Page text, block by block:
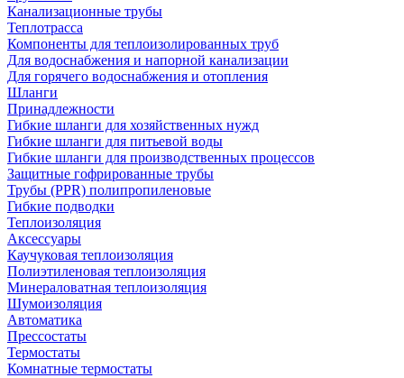
Канализационные трубы
Теплотрасса
Компоненты для теплоизолированных труб
Для водоснабжения и напорной канализации
Для горячего водоснабжения и отопления
Шланги
Принадлежности
Гибкие шланги для хозяйственных нужд
Гибкие шланги для питьевой воды
Гибкие шланги для производственных процессов
Защитные гофрированные трубы
Трубы (РРR) полипропиленовые
Гибкие подводки
Теплоизоляция
Аксессуары
Каучуковая теплоизоляция
Полиэтиленовая теплоизоляция
Минераловатная теплоизоляция
Шумоизоляция
Автоматика
Прессостаты
Термостаты
Комнатные термостаты